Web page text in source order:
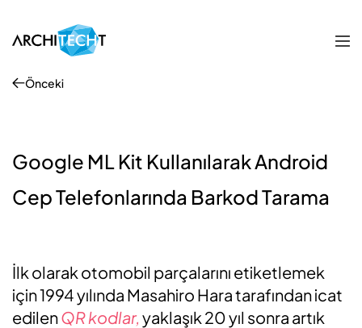
Önceki
Google ML Kit Kullanılarak Android
Cep Telefonlarında Barkod Tarama
İlk olarak otomobil parçalarını etiketlemek
için 1994 yılında Masahiro Hara tarafından icat
edilenQR kodlar, yaklaşık 20 yıl sonra artık